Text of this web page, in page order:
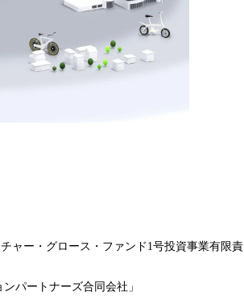
ャー・グロース・ファンド1号投資事業有限責
パートナーズ合同会社」